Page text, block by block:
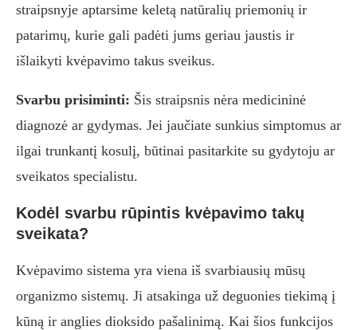
straipsnyje aptarsime keletą natūralių priemonių ir
patarimų, kurie gali padėti jums geriau jaustis ir
išlaikyti kvėpavimo takus sveikus.
Svarbu prisiminti: Šis straipsnis nėra medicininė
diagnozė ar gydymas. Jei jaučiate sunkius simptomus ar
ilgai trunkantį kosulį, būtinai pasitarkite su gydytoju ar
sveikatos specialistu.
Kodėl svarbu rūpintis kvėpavimo takų
sveikata?
Kvėpavimo sistema yra viena iš svarbiausių mūsų
organizmo sistemų. Ji atsakinga už deguonies tiekimą į
kūną ir anglies dioksido pašalinimą. Kai šios funkcijos